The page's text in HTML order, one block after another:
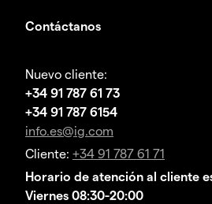
Contáctanos
Nuevo cliente:
+34 91 787 61 73
+34 91 787 6154
info.es@ig.com
Cliente: +34 91 787 61 71
Horario de atención al cliente
Viernes 08:30-20:00